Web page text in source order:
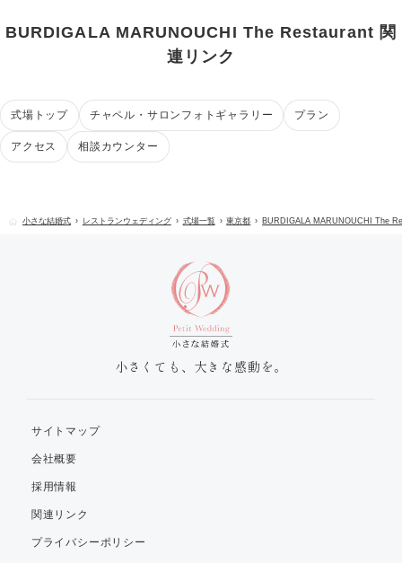
BURDIGALA MARUNOUCHI The Restaurant 関
連リンク
式場トップ チャペル・サロンフォトギャラリー プラン
アクセス 相談カウンター
小さな結婚式 レストランウェディング 式場一覧 東京都 BURDIGALA MARUNOUCHI The
小さくても、大きな感動を。
サイトマップ
会社概要
採用情報
関連リンク
プライバシーポリシー